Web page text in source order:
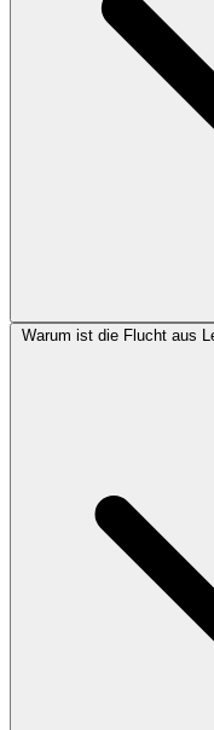
Warum ist die Flucht aus